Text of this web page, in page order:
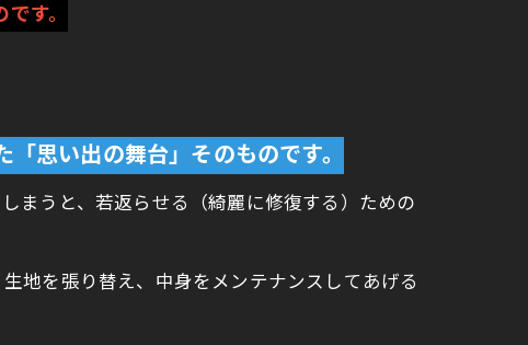
す。
思い出の舞台」そのものです。
まうと、若返らせる（綺麗に修復する）ための
地を張り替え、中身をメンテナンスしてあげる